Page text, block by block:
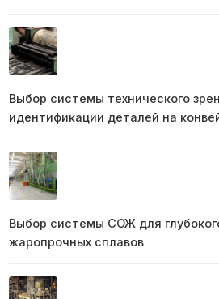
Выбор системы технического
идентификации деталей на
Выбор системы СОЖ для
жаропрочных сплавов